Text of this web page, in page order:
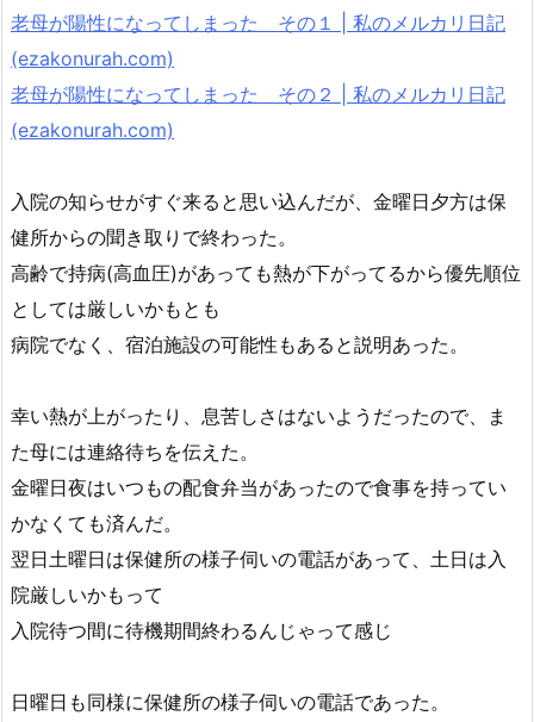
老母が陽性になってしまった その１ | 私のメルカリ日記
(ezakonurah.com)
老母が陽性になってしまった その２ | 私のメルカリ日記
(ezakonurah.com)
入院の知らせがすぐ来ると思い込んだが、金曜日夕方は保
健所からの聞き取りで終わった。
高齢で持病(高血圧)があっても熱が下がってるから優先順位
としては厳しいかもとも
病院でなく、宿泊施設の可能性もあると説明あった。
幸い熱が上がったり、息苦しさはないようだったので、ま
た母には連絡待ちを伝えた。
金曜日夜はいつもの配食弁当があったので食事を持ってい
かなくても済んだ。
翌日土曜日は保健所の様子伺いの電話があって、土日は入
院厳しいかもって
入院待つ間に待機期間終わるんじゃって感じ
日曜日も同様に保健所の様子伺いの電話であった。